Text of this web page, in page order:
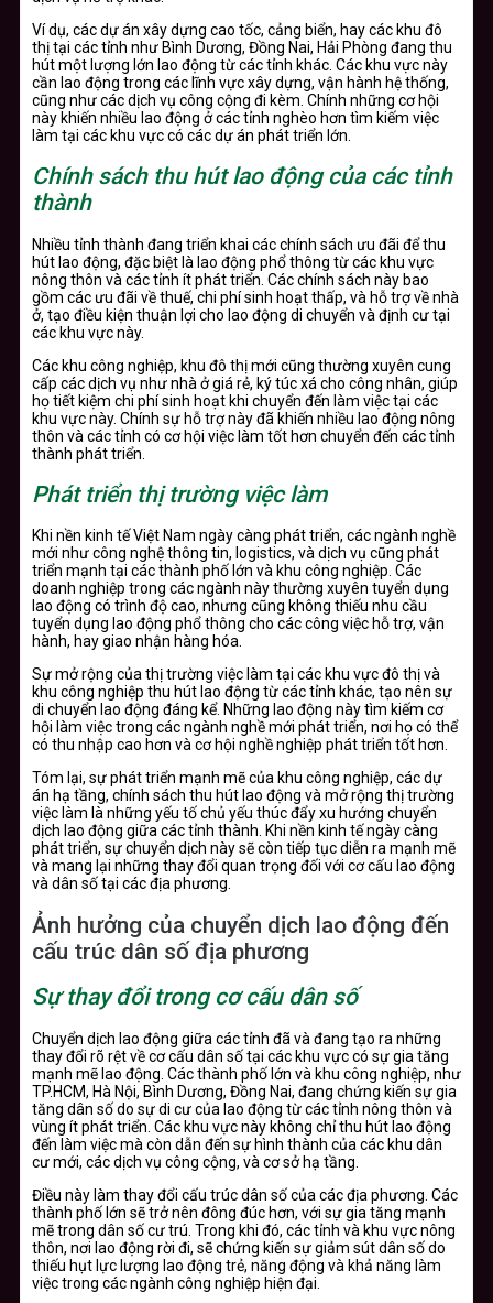
Ví dụ, các dự án xây dựng cao tốc, cảng biển, hay các khu đô
thị tại các tỉnh như Bình Dương, Đồng Nai, Hải Phòng đang thu
hút một lượng lớn lao động từ các tỉnh khác. Các khu vực này
cần lao động trong các lĩnh vực xây dựng, vận hành hệ thống,
cũng như các dịch vụ công cộng đi kèm. Chính những cơ hội
này khiến nhiều lao động ở các tỉnh nghèo hơn tìm kiếm việc
làm tại các khu vực có các dự án phát triển lớn.
Chính sách thu hút lao động của các tỉnh
thành
Nhiều tỉnh thành đang triển khai các chính sách ưu đãi để thu
hút lao động, đặc biệt là lao động phổ thông từ các khu vực
nông thôn và các tỉnh ít phát triển. Các chính sách này bao
gồm các ưu đãi về thuế, chi phí sinh hoạt thấp, và hỗ trợ về nhà
ở, tạo điều kiện thuận lợi cho lao động di chuyển và định cư tại
các khu vực này.
Các khu công nghiệp, khu đô thị mới cũng thường xuyên cung
cấp các dịch vụ như nhà ở giá rẻ, ký túc xá cho công nhân, giúp
họ tiết kiệm chi phí sinh hoạt khi chuyển đến làm việc tại các
khu vực này. Chính sự hỗ trợ này đã khiến nhiều lao động nông
thôn và các tỉnh có cơ hội việc làm tốt hơn chuyển đến các tỉnh
thành phát triển.
Phát triển thị trường việc làm
Khi nền kinh tế Việt Nam ngày càng phát triển, các ngành nghề
mới như công nghệ thông tin, logistics, và dịch vụ cũng phát
triển mạnh tại các thành phố lớn và khu công nghiệp. Các
doanh nghiệp trong các ngành này thường xuyên tuyển dụng
lao động có trình độ cao, nhưng cũng không thiếu nhu cầu
tuyển dụng lao động phổ thông cho các công việc hỗ trợ, vận
hành, hay giao nhận hàng hóa.
Sự mở rộng của thị trường việc làm tại các khu vực đô thị và
khu công nghiệp thu hút lao động từ các tỉnh khác, tạo nên sự
di chuyển lao động đáng kể. Những lao động này tìm kiếm cơ
hội làm việc trong các ngành nghề mới phát triển, nơi họ có thể
có thu nhập cao hơn và cơ hội nghề nghiệp phát triển tốt hơn.
Tóm lại, sự phát triển mạnh mẽ của khu công nghiệp, các dự
án hạ tầng, chính sách thu hút lao động và mở rộng thị trường
việc làm là những yếu tố chủ yếu thúc đẩy xu hướng chuyển
dịch lao động giữa các tỉnh thành. Khi nền kinh tế ngày càng
phát triển, sự chuyển dịch này sẽ còn tiếp tục diễn ra mạnh mẽ
và mang lại những thay đổi quan trọng đối với cơ cấu lao động
và dân số tại các địa phương.
Ảnh hưởng của chuyển dịch lao động đến
cấu trúc dân số địa phương
Sự thay đổi trong cơ cấu dân số
Chuyển dịch lao động giữa các tỉnh đã và đang tạo ra những
thay đổi rõ rệt về cơ cấu dân số tại các khu vực có sự gia tăng
mạnh mẽ lao động. Các thành phố lớn và khu công nghiệp, như
TP.HCM, Hà Nội, Bình Dương, Đồng Nai, đang chứng kiến sự gia
tăng dân số do sự di cư của lao động từ các tỉnh nông thôn và
vùng ít phát triển. Các khu vực này không chỉ thu hút lao động
đến làm việc mà còn dẫn đến sự hình thành của các khu dân
cư mới, các dịch vụ công cộng, và cơ sở hạ tầng.
Điều này làm thay đổi cấu trúc dân số của các địa phương. Các
thành phố lớn sẽ trở nên đông đúc hơn, với sự gia tăng mạnh
mẽ trong dân số cư trú. Trong khi đó, các tỉnh và khu vực nông
thôn, nơi lao động rời đi, sẽ chứng kiến sự giảm sút dân số do
thiếu hụt lực lượng lao động trẻ, năng động và khả năng làm
việc trong các ngành công nghiệp hiện đại.